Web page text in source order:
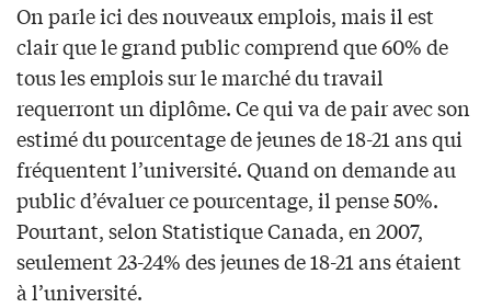
On parle ici des nouveaux emplois, mais il est
clair que le grand public comprend que 60% de
tous les emplois sur le marché du travail
requerront un diplôme. Ce qui va de pair avec son
estimé du pourcentage de jeunes de 18-21 ans qui
fréquentent l’université. Quand on demande au
public d’évaluer ce pourcentage, il pense 50%.
Pourtant, selon Statistique Canada, en 2007,
seulement 23-24% des jeunes de 18-21 ans étaient
à l’université.